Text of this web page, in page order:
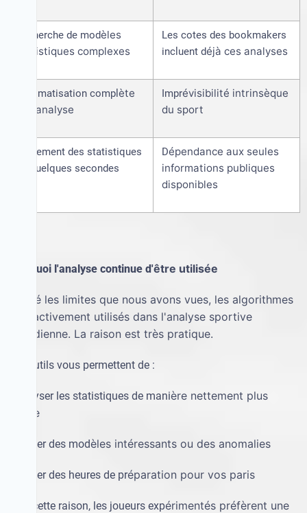
Recherche de modèles
statistiques complexes
Les cotes des bookmakers
incluent déjà ces analyses
Automatisation compl ète
de l'analyse
Imprévisibilité intrinsèque
du sport
Traitement des statistiques
en quelques secondes
Dépendance aux seules
informations publiques
disponibles
Pourquoi l'analyse continue d'être utilisée
é les limites que nous avons vues, les algorithmes
sont activement utilisés dans l'analyse sportive
quotidienne. La raison est très pratique.
Ces outils vous permettent de :
analyser les statistiques de manière nettement plus
rapide
trouver des modèles intéressants ou des anomalies
gagner des heures de préparation pour vos paris
Pour cette raison, les joueurs expérimentés préfèrent une